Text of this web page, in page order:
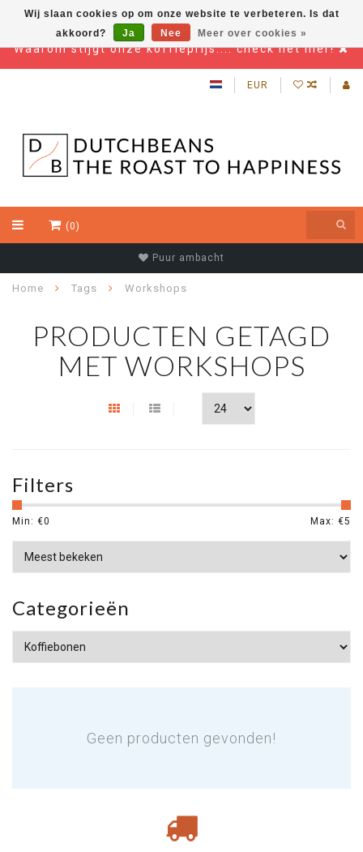
Waarom stijgt onze koffieprijs.... check het hier!
EUR
(0)
Puur ambacht
Home Tags Workshops
PRODUCTEN GETAGD
MET WORKSHOPS
Filters
Min: €0 Max: €5
Categorieën
Geen producten gevonden!
Wij slaan cookies op om onze website te verbeteren. Is dat
akkoord?
Ja Nee Meer over cookies »